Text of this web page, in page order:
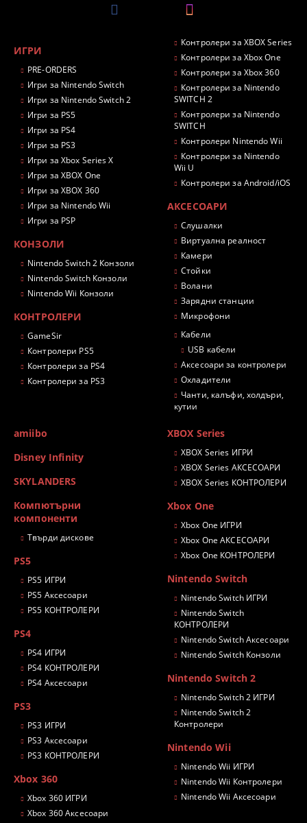
ИГРИ
PRE-ORDERS
Игри за Nintendo Switch
Игри за Nintendo Switch 2
Игри за PS5
Игри за PS4
Игри за PS3
Игри за Xbox Series X
Игри за XBOX One
Игри за XBOX 360
Игри за Nintendo Wii
Игри за PSP
КОНЗОЛИ
Nintendo Switch 2 Конзоли
Nintendo Switch Конзоли
Nintendo Wii Конзоли
КОНТРОЛЕРИ
GameSir
Контролери PS5
Контролери за PS4
Контролери за PS3
Контролери за XBOX Series
Контролери за Xbox One
Контролери за Xbox 360
Контролери за Nintendo
SWITCH 2
Контролери за Nintendo
SWITCH
Контролери Nintendo Wii
Контролери за Nintendo
Wii U
Контролери за Android/iOS
АКСЕСОАРИ
Слушалки
Виртуална реалност
Камери
Стойки
Волани
Зарядни станции
Микрофони
Кабели
USB кабели
Аксесоари за контролери
Охладители
Чанти, калъфи, холдъри,
кутии
amiibo
Disney Infinity
SKYLANDERS
Компютърни
компоненти
Твърди дискове
PS5
PS5 ИГРИ
PS5 Аксесоари
PS5 КОНТРОЛЕРИ
PS4
PS4 ИГРИ
PS4 КОНТРОЛЕРИ
PS4 Аксесоари
PS3
PS3 ИГРИ
PS3 Аксесоари
PS3 КОНТРОЛЕРИ
Xbox 360
Xbox 360 ИГРИ
Xbox 360 Аксесоари
XBOX Series
XBOX Series ИГРИ
XBOX Series АКСЕСОАРИ
XBOX Series КОНТРОЛЕРИ
Xbox One
Xbox One ИГРИ
Xbox One АКСЕСОАРИ
Xbox One КОНТРОЛЕРИ
Nintendo Switch
Nintendo Switch ИГРИ
Nintendo Switch
КОНТРОЛЕРИ
Nintendo Switch Аксесоари
Nintendo Switch Конзоли
Nintendo Switch 2
Nintendo Switch 2 ИГРИ
Nintendo Switch 2
Контролери
Nintendo Wii
Nintendo Wii ИГРИ
Nintendo Wii Контролери
Nintendo Wii Аксесоари